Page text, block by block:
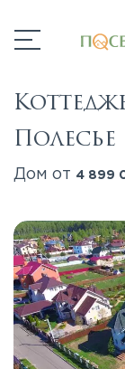
Полесье
Дом от 4 899